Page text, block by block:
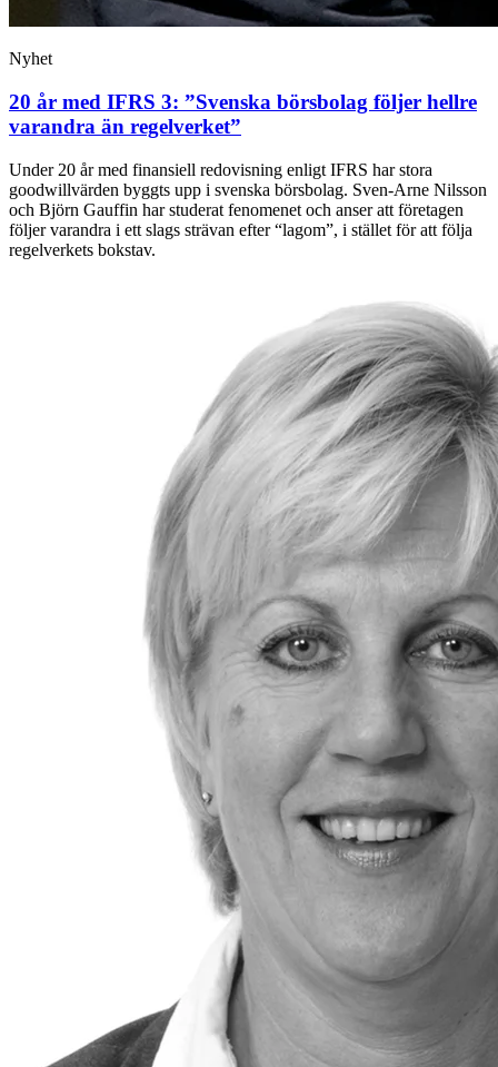
Nyhet
20 år med IFRS 3: ”Svenska börsbolag följer hellre
varandra än regelverket”
Under 20 år med finansiell redovisning enligt IFRS har stora
goodwillvärden byggts upp i svenska börsbolag. Sven-Arne Nilsson
och Björn Gauffin har studerat fenomenet och anser att företagen
följer varandra i ett slags strävan efter “lagom”, i stället för att följa
regelverkets bokstav.